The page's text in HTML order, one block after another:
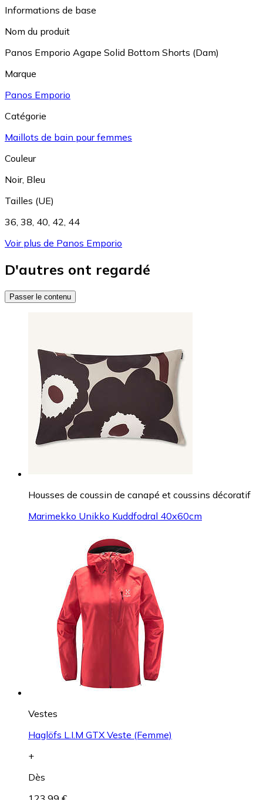
Informations de base
Nom du produit
Panos Emporio Agape Solid Bottom Shorts (Dam)
Marque
Panos Emporio
Catégorie
Maillots de bain pour femmes
Couleur
Noir, Bleu
Tailles (UE)
36, 38, 40, 42, 44
Voir plus de Panos Emporio
D'autres ont regardé
Passer le contenu
Housses de coussin de canapé et coussins décoratif
Marimekko Unikko Kuddfodral 40x60cm
Vestes
Haglöfs L.I.M GTX Veste (Femme)
+
Dès